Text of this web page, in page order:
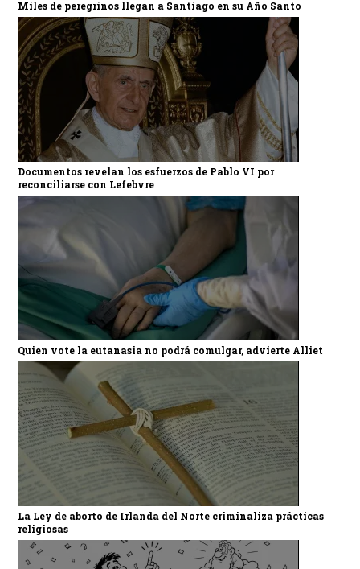
Miles de peregrinos llegan a Santiago en su Año Santo
Documentos revelan los esfuerzos de Pablo VI por
reconciliarse con Lefebvre
Quien vote la eutanasia no podrá comulgar, advierte Alliet
La Ley de aborto de Irlanda del Norte criminaliza prácticas
religiosas